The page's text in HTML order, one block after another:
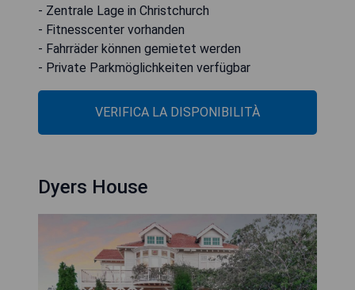
- Zentrale Lage in Christchurch
- Fitnesscenter vorhanden
- Fahrräder können gemietet werden
- Private Parkmöglichkeiten verfügbar
VERIFICA LA DISPONIBILITÀ
Dyers House